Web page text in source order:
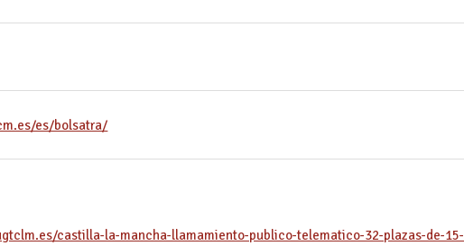
es/bolsatra/
castilla-la-mancha-llamamiento-publico-telematico-32-plazas-de-15-